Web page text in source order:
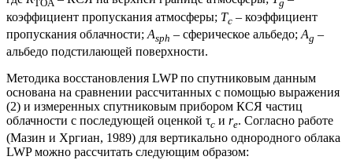
TOA g
коэффициент пропускания атмосферы; Tc – коэффициент
пропускания облачности; Asph – сферическое альбедо; Ag –
альбедо подстилающей поверхности.
Методика восстановления LWP по спутниковым данным
основана на сравнении рассчитанных с помощью выражения
(2) и измеренных спутниковым прибором КСЯ частиц
облачности с последующей оценкой τс и re. Согласно работе
(Мазин и Хргиан, 1989) для вертикально однородного облака
LWP можно рассчитать следующим образом: